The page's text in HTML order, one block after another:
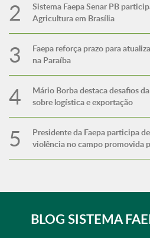
Sistema Faepa Senar PB
Agricultura em Brasília
Faepa reforça prazo para
na Paraíba
Mário Borba destaca desafios
sobre logística e exportação
Presidente da Faepa participa
violência no campo promovida
BLOG SISTEMA